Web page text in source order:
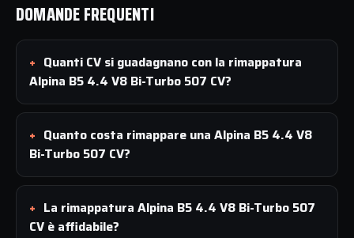
DOMANDE FREQUENTI
Quanti CV si guadagnano con la rimappatura
Alpina B5 4.4 V8 Bi-Turbo 507 CV?
Quanto costa rimappare una Alpina B5 4.4 V8
Bi-Turbo 507 CV?
La rimappatura Alpina B5 4.4 V8 Bi-Turbo 507
CV è affidabile?